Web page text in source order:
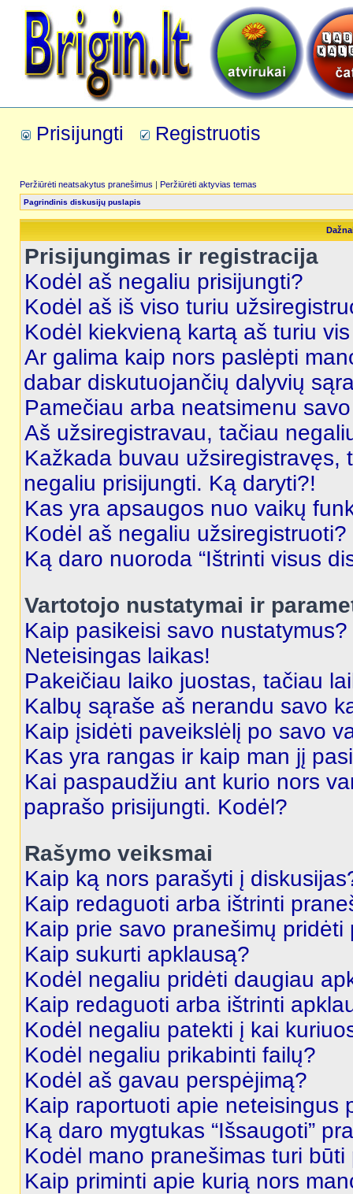
Prisijungti Registruotis
Peržiūrėti neatsakytus pranešimus | Peržiūrėti aktyvias temas
Pagrindinis diskusijų puslapis
Prisijungimas ir registracija
Kodėl aš negaliu prisijungti?
Kodėl aš iš viso turiu
Kodėl kiekvieną kartą aš turiu
Ar galima kaip nors paslėpti
dabar diskutuojančių dalyvių
Pamečiau arba neatsimenu
Aš užsiregistravau, tačiau
Kažkada buvau užsiregistravęs,
negaliu prisijungti. Ką daryti?!
Kas yra apsaugos nuo vaikų
Kodėl aš negaliu užsiregistruoti?
Ką daro nuoroda “Ištrinti visus
Vartotojo nustatymai ir
Kaip pasikeisi savo nustatymus?
Neteisingas laikas!
Pakeičiau laiko juostas, tačiau
Kalbų sąraše aš nerandu savo
Kaip įsidėti paveikslėlį po savo
Kas yra rangas ir kaip man jį
Kai paspaudžiu ant kurio nors
paprašo prisijungti. Kodėl?
Rašymo veiksmai
Kaip ką nors parašyti į
Kaip redaguoti arba ištrinti
Kaip prie savo pranešimų pridėti
Kaip sukurti apklausą?
Kodėl negaliu pridėti daugiau
Kaip redaguoti arba ištrinti
Kodėl negaliu patekti į kai
Kodėl negaliu prikabinti failų?
Kodėl aš gavau perspėjimą?
Kaip raportuoti apie neteisingus
Ką daro mygtukas “Išsaugoti”
Kodėl mano pranešimas turi būti
Kaip priminti apie kurią nors